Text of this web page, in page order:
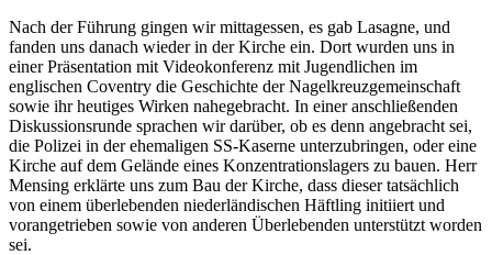
Nach der Führung gingen wir mittagessen, es gab Lasagne, und
fanden uns danach wieder in der Kirche ein. Dort wurden uns in
einer Präsentation mit Videokonferenz mit Jugendlichen im
englischen Coventry die Geschichte der Nagelkreuzgemeinschaft
sowie ihr heutiges Wirken nahegebracht. In einer anschließenden
Diskussionsrunde sprachen wir darüber, ob es denn angebracht sei,
die Polizei in der ehemaligen SS-Kaserne unterzubringen, oder eine
Kirche auf dem Gelände eines Konzentrationslagers zu bauen. Herr
Mensing erklärte uns zum Bau der Kirche, dass dieser tatsächlich
von einem überlebenden niederländischen Häftling initiiert und
vorangetrieben sowie von anderen Überlebenden unterstützt worden
sei.